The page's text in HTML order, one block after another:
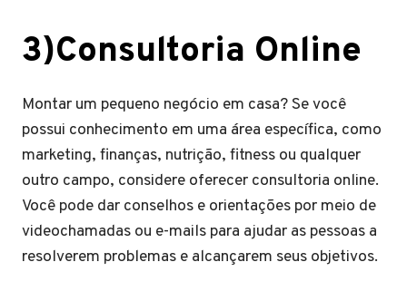
3)Consultoria Online
Montar um pequeno negócio em casa?Se você
possui conhecimento em uma área específica, como
marketing, finanças, nutrição, fitness ou qualquer
outro campo, considere oferecer consultoria online.
Você pode dar conselhos e orientações por meio de
videochamadas ou e-mails para ajudar as pessoas a
resolverem problemas e alcançarem seus objetivos.